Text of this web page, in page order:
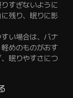
すぎないように
残り、眠りに影
い場合は、バナ
めのものがおす
眠りやすさにつ